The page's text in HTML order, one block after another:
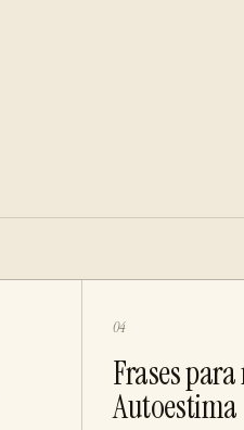
04
Frases
Autoestima